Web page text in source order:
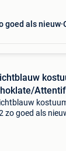
goed als nieuw
zo goed als